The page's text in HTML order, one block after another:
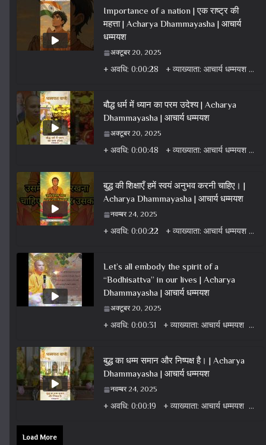
Importance of a nation | एक राष्ट्र की
महत्ता | Acharya Dhammayasha | आचार्य
धम्मयश
अक्टूबर 20, 2025
+ अवधि: 0:00:28 + व्याख्याता: आचार्य धम्मयश + वर्ग: वीडियो + विषय: धर्म वार्ता वीडियो + एल्बम: धर्म
बौद्ध धर्म में ध्यान का परम उदेश्य | Acharya
Dhammayasha | आचार्य धम्मयश
अक्टूबर 20, 2025
+ अवधि: 0:00:48 + व्याख्याता: आचार्य धम्मयश + वर्ग: वीडियो + विषय: धर्म वार्ता वीडियो + एल्बम: धर्म
बुद्ध की शिक्षाएँ हमें स्वयं अनुभव करनी चाहिए। |
Acharya Dhammayasha | आचार्य धम्मयश
नवम्बर 24, 2025
+ अवधि: 0:00:22 + व्याख्याता: आचार्य धम्मयश + वर्ग: वीडियो + विषय: धर्म वार्ता वीडियो + एल्बम: धर्म
Let’s all embody the spirit of a
“Bodhisattva” in our lives | Acharya
Dhammayasha | आचार्य धम्मयश
अक्टूबर 20, 2025
+ अवधि: 0:00:31 + व्याख्याता: आचार्य धम्मयश + वर्ग: वीडियो + विषय: धर्म वार्ता वीडियो + एल्बम: धर्म
बुद्ध का धम्म समान और निष्पक्ष है। | Acharya
Dhammayasha | आचार्य धम्मयश
नवम्बर 24, 2025
+ अवधि: 0:00:19 + व्याख्याता: आचार्य धम्मयश + वर्ग: वीडियो + विषय: धर्म वार्ता वीडियो + एल्बम: धर्म
Load More